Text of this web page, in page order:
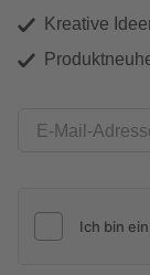
Kreative
E-Mail-